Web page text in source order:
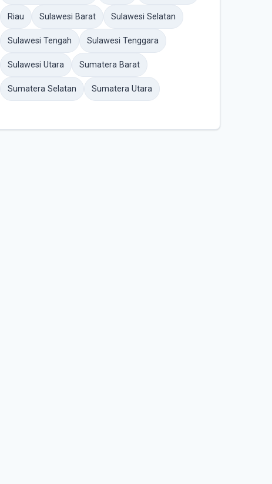
Riau Sulawesi Barat Sulawesi Selatan
Sulawesi Tengah Sulawesi Tenggara
Sulawesi Utara Sumatera Barat
Sumatera Selatan Sumatera Utara